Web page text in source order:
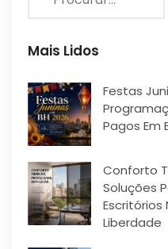
Mais Lidos
Festas
Pagos Em
Conforto
Soluções
Escritórios
Liberdade